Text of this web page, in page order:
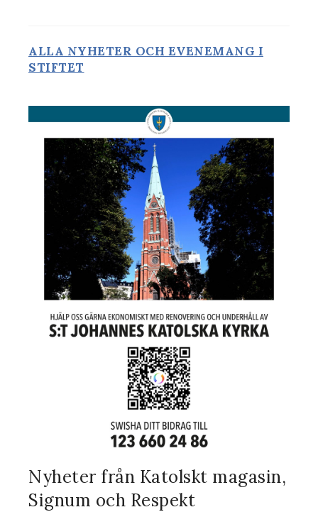
ALLA NYHETER OCH EVENEMANG I
STIFTET
Nyheter från Katolskt magasin,
Signum och Respekt